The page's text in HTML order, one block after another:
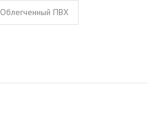
Облегченный ПВХ